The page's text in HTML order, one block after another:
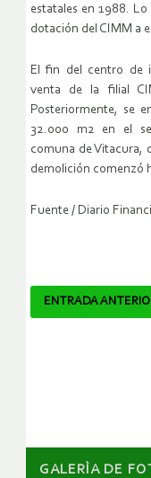
estatales en 1988.
dotación del CIMM a
El fin del centro de
venta de la filial
Posteriormente, se
32.000 m2 en el
comuna de Vitacura,
demolición comenzó
Fuente / Diario
ENTRADA
GALERÌA DE